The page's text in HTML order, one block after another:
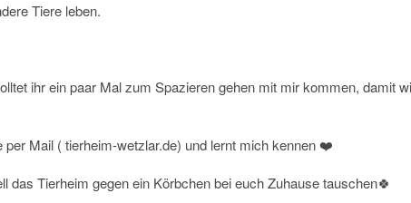
Tiere leben.
ihr ein paar Mal zum Spazieren gehen mit mir kommen, damit
Mail ( tierheim-wetzlar.de) und lernt mich kennen ❤️
Tierheim gegen ein Körbchen bei euch Zuhause tauschen🍀